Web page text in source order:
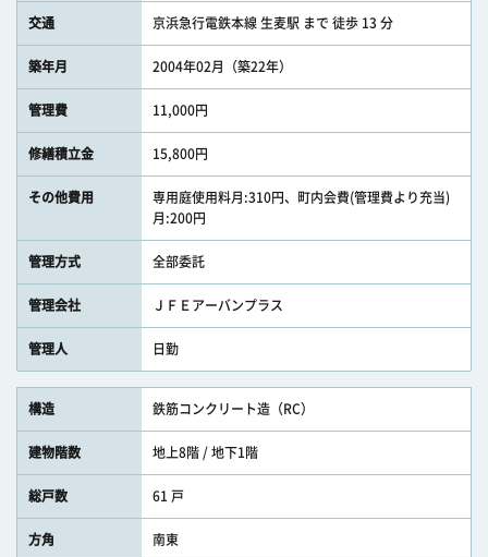
交通 京浜急行電鉄本線 生麦駅 まで 徒歩 13 分
築年月 2004年02月（築22年）
管理費 11,000円
修繕積立金 15,800円
その他費用
専用庭使用料月:310円、町内会費(管理費より充当)
月:200円
管理方式 全部委託
管理会社 ＪＦＥアーバンプラス
管理人 日勤
構造 鉄筋コンクリート造（RC）
建物階数 地上8階 / 地下1階
総戸数 61 戸
方角 南東